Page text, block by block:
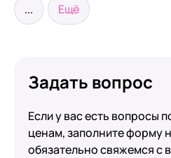
... Ещё
Задать вопрос
Если у вас есть вопросы
ценам, заполните форму
обязательно свяжемся с